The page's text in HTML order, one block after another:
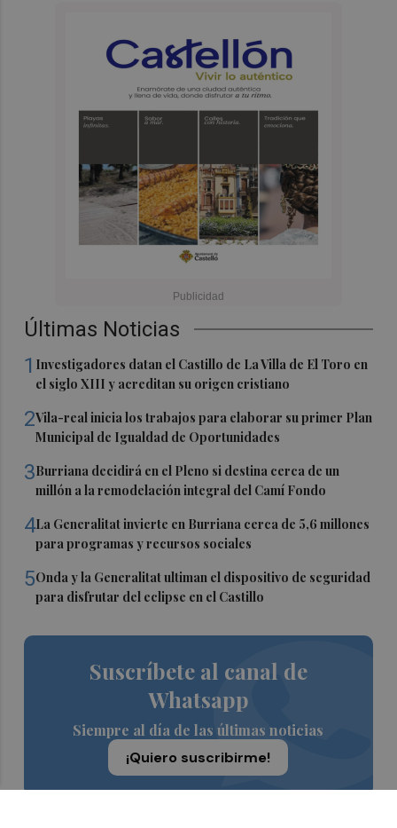
Últimas Noticias
1 Investigadores datan el Castillo de La Villa de El Toro en
el siglo XIII y acreditan su origen cristiano
2Vila-real inicia los trabajos para elaborar su primer Plan
Municipal de Igualdad de Oportunidades
3Burriana decidirá en el Pleno si destina cerca de un
millón a la remodelación integral del Camí Fondo
4La Generalitat invierte en Burriana cerca de 5,6 millones
para programas y recursos sociales
5Onda y la Generalitat ultiman el dispositivo de seguridad
para disfrutar del eclipse en el Castillo
Suscríbete al canal de
Whatsapp
Siempre al día de las últimas noticias
¡Quiero suscribirme!